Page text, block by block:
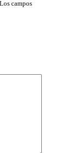
Los campos